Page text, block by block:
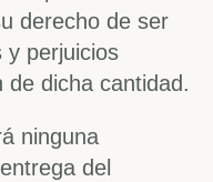
derecho de ser
y perjuicios
dicha cantidad.
ninguna
del